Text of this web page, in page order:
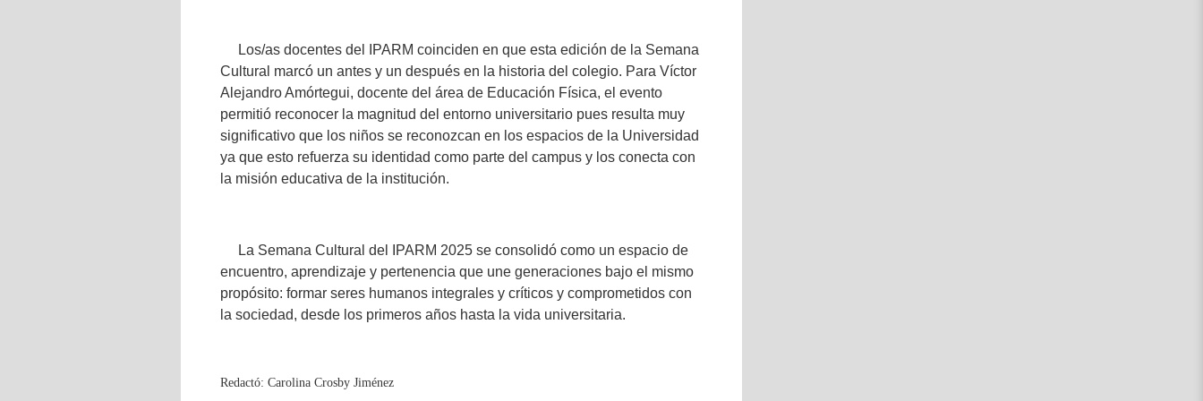
Los/as docentes del IPARM coinciden en que esta edición de la Semana
Cultural marcó un antes y un después en la historia del colegio. Para Víctor
Alejandro Amórtegui, docente del área de Educación Física, el evento
permitió reconocer la magnitud del entorno universitario pues resulta muy
significativo que los niños se reconozcan en los espacios de la Universidad
ya que esto refuerza su identidad como parte del campus y los conecta con
la misión educativa de la institución.
La Semana Cultural del IPARM 2025 se consolidó como un espacio de
encuentro, aprendizaje y pertenencia que une generaciones bajo el mismo
propósito: formar seres humanos integrales y críticos y comprometidos con
la sociedad, desde los primeros años hasta la vida universitaria.
Redactó: Carolina Crosby Jiménez